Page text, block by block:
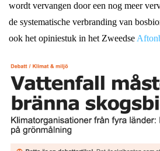
wordt vervangen door een nog meer
de systematische verbranding van
ook het opiniestuk in het Zweedse